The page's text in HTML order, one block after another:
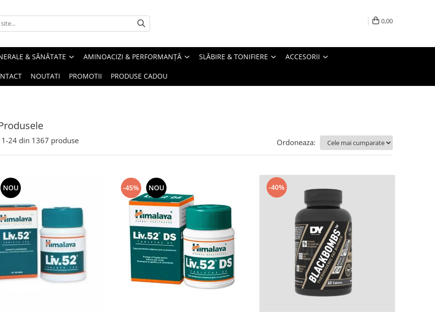
0,00
& SĂNĂTATE AMINOACIZI & PERFORMANȚĂ SLĂBIRE & TONIFIERE ACCESORII
NOUTATI PROMOTII PRODUSE CADOU
1-24 din 1367 produse Ordoneaza:
NOU -45% NOU -40%